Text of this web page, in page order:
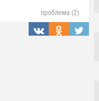
проблема (2)